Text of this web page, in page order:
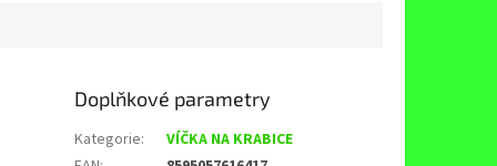
Doplňkové parametry
Kategorie:
VÍČKA NA KRABICE